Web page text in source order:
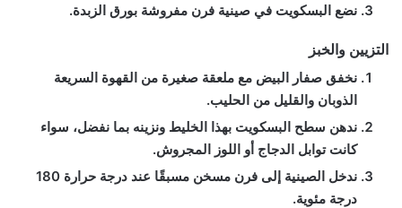
نضع البسكويت في صينية فرن مفروشة بورق الزبدة.
التزيين والخبز
نخفق صفار البيض مع ملعقة صغيرة من القهوة السريعة
الذوبان والقليل من الحليب.
ندهن سطح البسكويت بهذا الخليط ونزينه بما نفضل، سواء
كانت توابل الدجاج أو اللوز المجروش.
ندخل الصينية إلى فرن مسخن مسبقًا عند درجة حرارة 180
درجة مئوية.